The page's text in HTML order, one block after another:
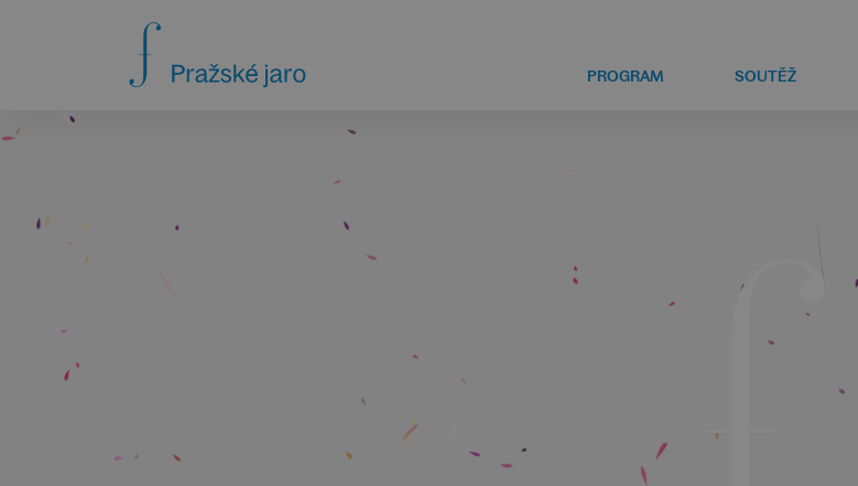
PROGRAM SOUTĚŽ